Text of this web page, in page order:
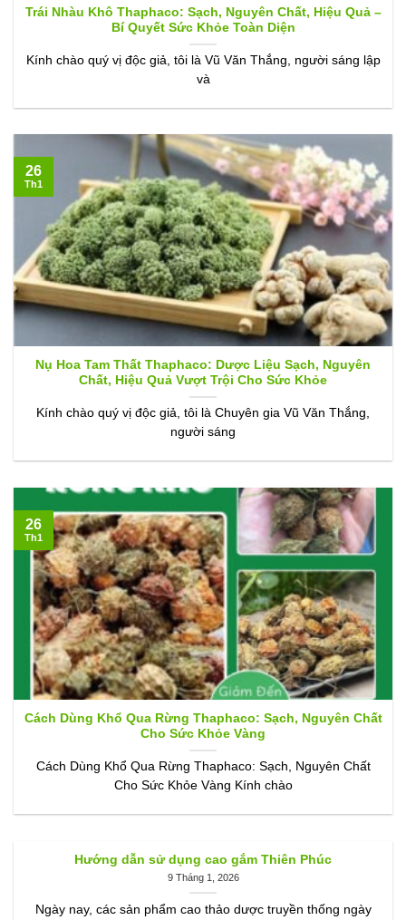
Trái Nhàu Khô Thaphaco: Sạch, Nguyên Chất, Hiệu Quả –
Bí Quyết Sức Khỏe Toàn Diện
Kính chào quý vị độc giả, tôi là Vũ Văn Thắng, người sáng lập
và
Nụ Hoa Tam Thất Thaphaco: Dược Liệu Sạch, Nguyên
Chất, Hiệu Quả Vượt Trội Cho Sức Khỏe
Kính chào quý vị độc giả, tôi là Chuyên gia Vũ Văn Thắng,
người sáng
26
Th1
Cách Dùng Khổ Qua Rừng Thaphaco: Sạch, Nguyên Chất
Cho Sức Khỏe Vàng
Cách Dùng Khổ Qua Rừng Thaphaco: Sạch, Nguyên Chất
Cho Sức Khỏe Vàng Kính chào
26
Th1
Hướng dẫn sử dụng cao gắm Thiên Phúc
9 Tháng 1, 2026
Ngày nay, các sản phẩm cao thảo dược truyền thống ngày